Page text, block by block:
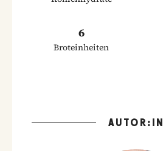
6
Broteinheiten
AUTOR:IN